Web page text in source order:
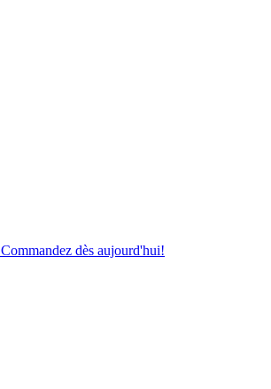
Commandez dès aujourd'hui!